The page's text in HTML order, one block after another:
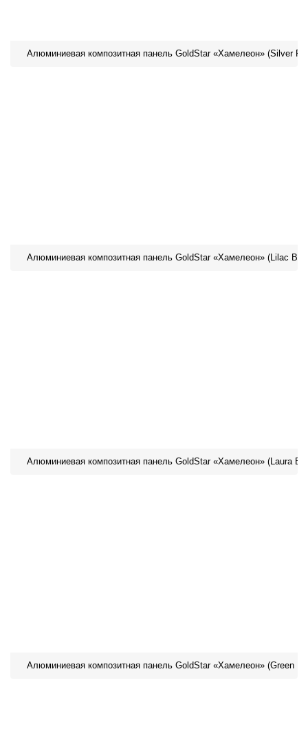
Алюминиевая композитная панель GoldStar «Хамелеон» (Silver
Алюминиевая композитная панель GoldStar «Хамелеон» (Lilac
Алюминиевая композитная панель GoldStar «Хамелеон» (Laura
Алюминиевая композитная панель GoldStar «Хамелеон» (Green